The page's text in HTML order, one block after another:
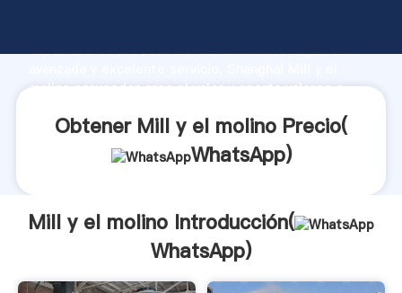
capacidad de producción, fuerza de investigación
molino proveedor crea el valor y aporta valores a
Obtener Mill y el molino Precio(
WhatsApp)
Mill y el molino Introducción(
WhatsApp)